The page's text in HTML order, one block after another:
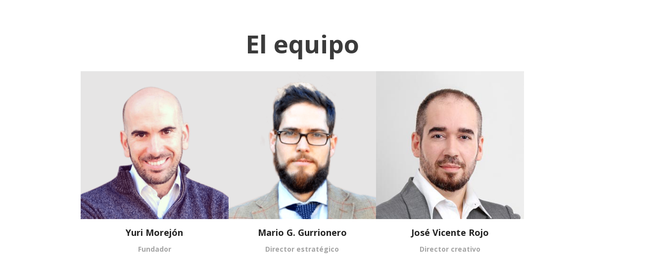
El equipo
Yuri Morejón
Fundador
Mario G. Gurrionero
Director estratégico
José Vicente Rojo
Director creativo